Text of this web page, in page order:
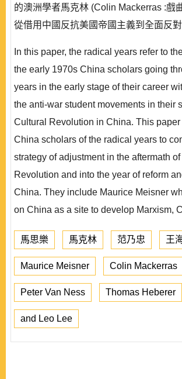
的澳洲學者馬克林 (Colin Mackerras :戲
從借用中國反抗美國帝國主義到全面反
In this paper, the radical years refer to
the early 1970s China scholars going
years in the early stage of their career
the anti-war student movements in their
Cultural Revolution in China. This
China scholars of the radical years to
strategy of adjustment in the aftermath of
Revolution and into the year of reform
China. They include Maurice Meisner
on China as a site to develop Marxism,
馬思樂 馬克林 范乃忠 王
Maurice Meisner Colin Mackerras
Peter Van Ness Thomas Heberer
and Leo Lee